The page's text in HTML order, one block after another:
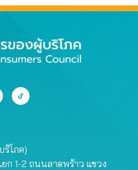
ริโภค)
ก 1-2 ถนนลาดพร้าว แขวง